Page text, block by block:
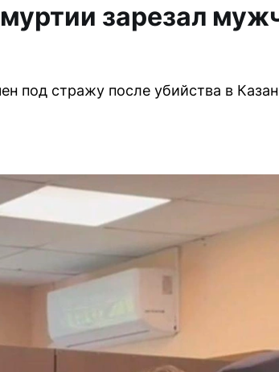
зарезал
под стражу после убийства в